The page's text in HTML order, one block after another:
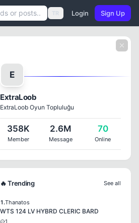
TR Login Sign Up
E
ExtraLoob
ExtraLoob Oyun Topluluğu
358K
Member
2.6M
Message
70
Online
🔥 Trending See all
1.Thanatos
WTS 124 LV HYBRD CLERIC BARD
1